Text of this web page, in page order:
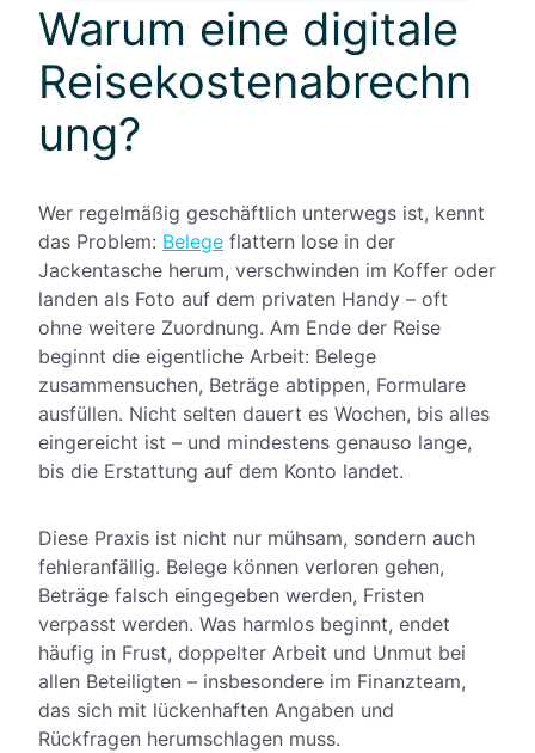
Warum eine digitale
Reisekostenabrechn
ung?
Wer regelmäßig geschäftlich unterwegs ist, kennt
das Problem: Belege flattern lose in der
Jackentasche herum, verschwinden im Koffer oder
landen als Foto auf dem privaten Handy – oft
ohne weitere Zuordnung. Am Ende der Reise
beginnt die eigentliche Arbeit: Belege
zusammensuchen, Beträge abtippen, Formulare
ausfüllen. Nicht selten dauert es Wochen, bis alles
eingereicht ist – und mindestens genauso lange,
bis die Erstattung auf dem Konto landet.
Diese Praxis ist nicht nur mühsam, sondern auch
fehleranfällig. Belege können verloren gehen,
Beträge falsch eingegeben werden, Fristen
verpasst werden. Was harmlos beginnt, endet
häufig in Frust, doppelter Arbeit und Unmut bei
allen Beteiligten – insbesondere im Finanzteam,
das sich mit lückenhaften Angaben und
Rückfragen herumschlagen muss.